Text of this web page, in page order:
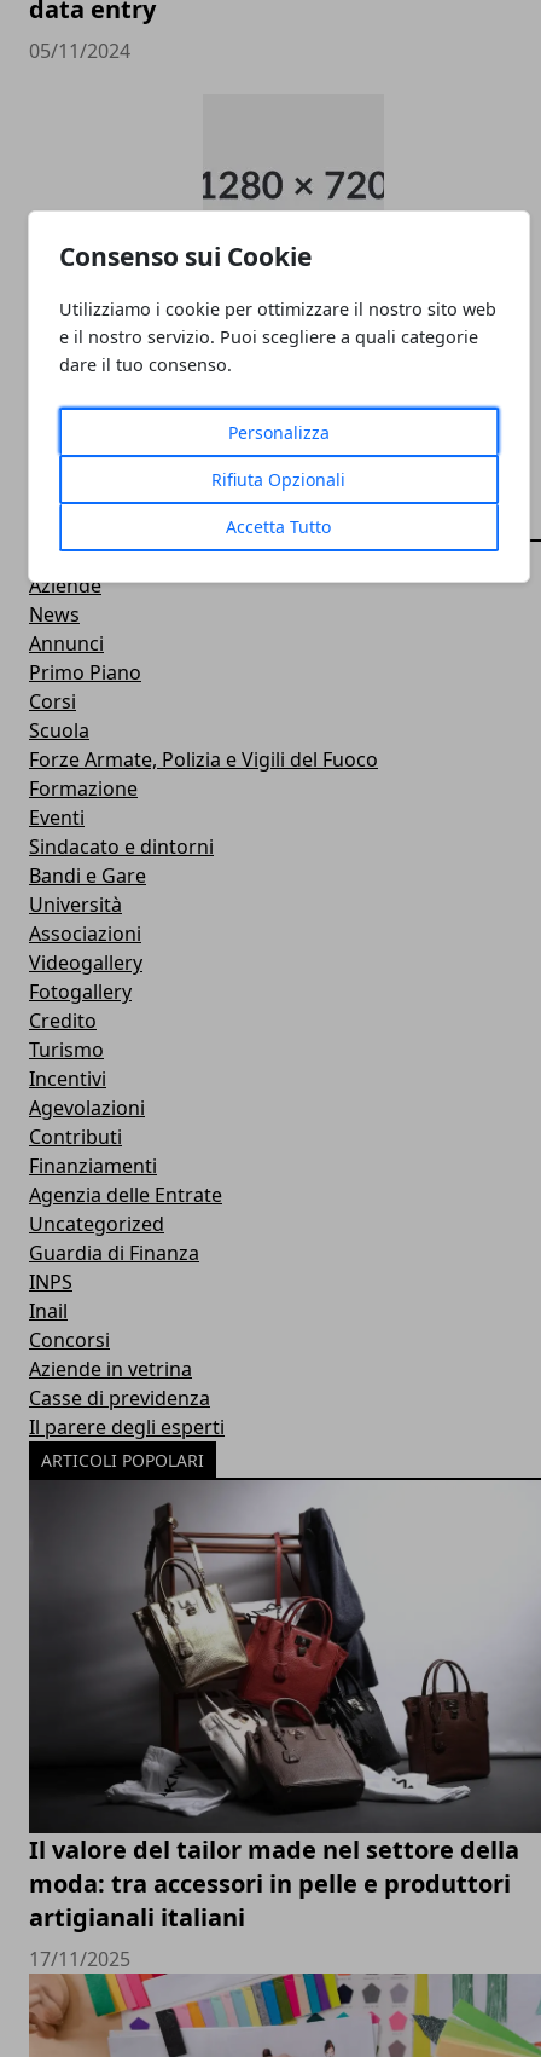
Consenso sui Cookie
Utilizziamo i cookie per ottimizzare il nostro sito web
e il nostro servizio. Puoi scegliere a quali categorie
dare il tuo consenso.
Personalizza
Rifiuta Opzionali
Accetta Tutto
data entry
05/11/2024
PULITORE COORDINATORE
05/11/2024
Professionisti
Aziende
News
Annunci
Primo Piano
Corsi
Scuola
Forze Armate, Polizia e Vigili del Fuoco
Formazione
Eventi
Sindacato e dintorni
Bandi e Gare
Università
Associazioni
Videogallery
Fotogallery
Credito
Turismo
Incentivi
Agevolazioni
Contributi
Finanziamenti
Agenzia delle Entrate
Uncategorized
Guardia di Finanza
INPS
Inail
Concorsi
Aziende in vetrina
Casse di previdenza
Il parere degli esperti
ARTICOLI POPOLARI
Il valore del tailor made nel settore della
moda: tra accessori in pelle e produttori
artigianali italiani
17/11/2025